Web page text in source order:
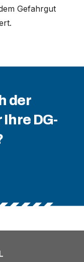
Gefahrgut
der
DG-